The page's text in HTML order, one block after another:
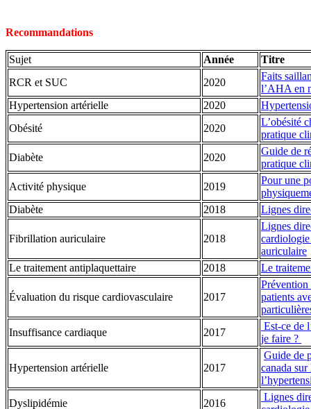
Recommandations
Sujet Année
Titre
RCR et SUC
2020
Faits
l’AHA en
Hypertension artérielle
2020
Obésité
2020
L’obésité
pratique
Diabète
2020
Guide de
pratique
Activité physique
2019
Pour une
Diabète
2018 Lignes
Fibrillation auriculaire 2018
Lignes
auriculaire
Le traitement antiplaquettaire
2018 Le
Évaluation du risque cardiovasculaire 2017
Prévention
patients
Insuffisance cardiaque
2017
Est-ce de
je faire ?
Hypertension artérielle 2017
Guide de
canada
Dyslipidémie
2016
Lignes